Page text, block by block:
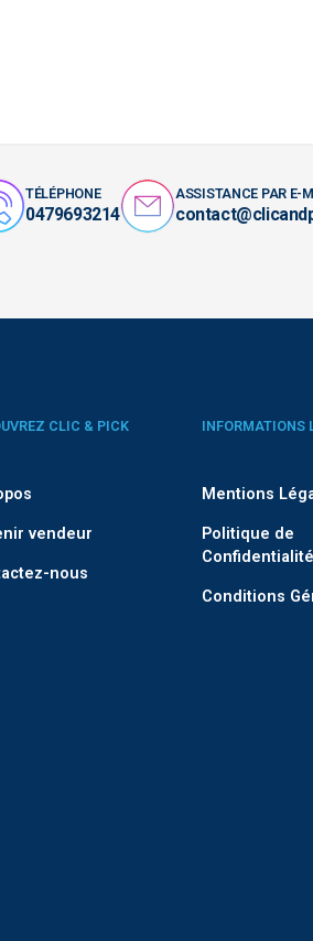
TÉLÉPHONE
0479693214
ASSISTANCE PAR E-
CLIC & PICK
vendeur
nous
INFORMATIONS
Mentions
Politique de
Confidentialité
Conditions